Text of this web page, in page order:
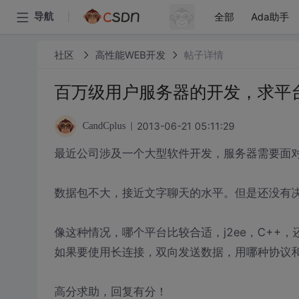
导航 全部 Ada助手
社区 高性能WEB开发 帖子详情
百万级用户服务器的开发，求平
CandCplus 2013-06-21 05:11:29
最近公司涉及一个大型软件开发，服务器需要面
数据包不大，接近文字聊天的水平。但是还没
像这种情况，哪个平台比较合适，j2ee，C++，
如果要使用长连接，双向发送数据，用哪种协议
高分求助，回复有分！